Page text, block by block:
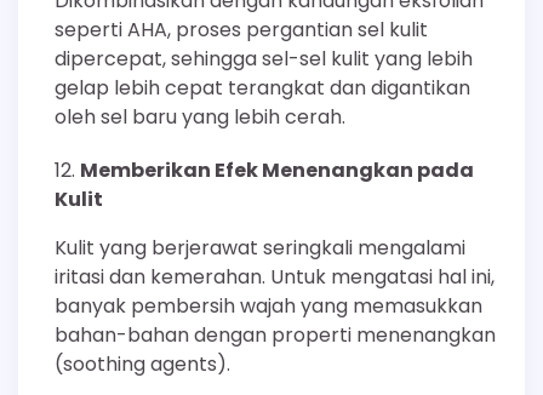
seperti AHA, proses pergantian sel kulit
dipercepat, sehingga sel-sel kulit yang lebih
gelap lebih cepat terangkat dan digantikan
oleh sel baru yang lebih cerah.
Memberikan Efek Menenangkan pada
Kulit
Kulit yang berjerawat seringkali mengalami
iritasi dan kemerahan. Untuk mengatasi hal ini,
banyak pembersih wajah yang memasukkan
bahan-bahan dengan properti menenangkan
(soothing agents).